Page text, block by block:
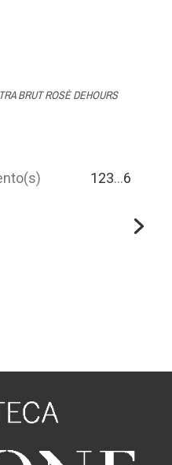
BRUT ROSÈ DEHOURS
123…6